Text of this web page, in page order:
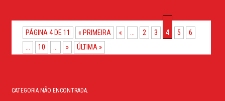
PÁGINA 4 DE 11 « PRIMEIRA « 2 3 4 5
6
10 » ÚLTIMA »
CATEGORIA NÃO ENCONTRADA.